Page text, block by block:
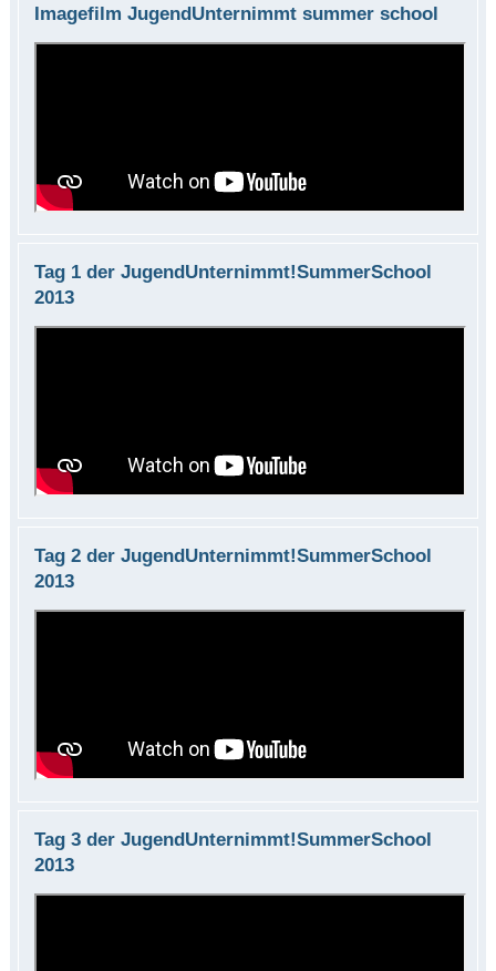
Imagefilm JugendUnternimmt summer school
Tag 1 der JugendUnternimmt!SummerSchool
2013
Tag 2 der JugendUnternimmt!SummerSchool
2013
Tag 3 der JugendUnternimmt!SummerSchool
2013